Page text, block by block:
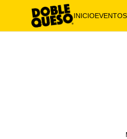
INICIOEVENTOS